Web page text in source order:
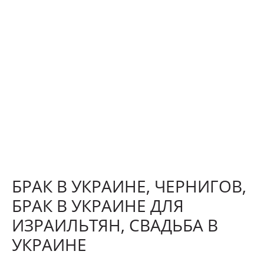
БРАК В УКРАИНЕ, ЧЕРНИГОВ,
БРАК В УКРАИНЕ ДЛЯ
ИЗРАИЛЬТЯН, СВАДЬБА В
УКРАИНЕ